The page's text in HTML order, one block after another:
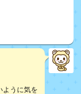
ように気を